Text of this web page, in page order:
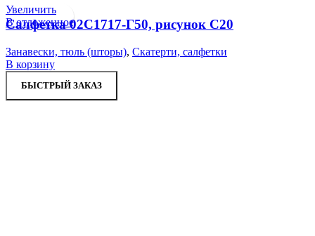
Увеличить
В отложенное
Салфетка 02С1717-Г50, рисунок С20
Занавески, тюль (шторы), Скатерти, салфетки
В корзину
БЫСТРЫЙ ЗАКАЗ